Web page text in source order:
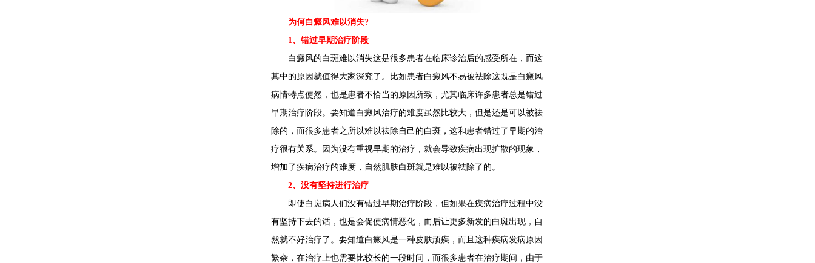
为何白癜风难以消失?
1、错过早期治疗阶段
白癜风的白斑难以消失这是很多患者在临床诊治后的感受所在，而这
其中的原因就值得大家深究了。比如患者白癜风不易被祛除这既是白癜风
病情特点使然，也是患者不恰当的原因所致，尤其临床许多患者总是错过
早期治疗阶段。要知道白癜风治疗的难度虽然比较大，但是还是可以被祛
除的，而很多患者之所以难以祛除自己的白斑，这和患者错过了早期的治
疗很有关系。因为没有重视早期的治疗，就会导致疾病出现扩散的现象，
增加了疾病治疗的难度，自然肌肤白斑就是难以被祛除了的。
2、没有坚持进行治疗
即使白斑病人们没有错过早期治疗阶段，但如果在疾病治疗过程中没
有坚持下去的话，也是会促使病情恶化，而后让更多新发的白斑出现，自
然就不好治疗了。要知道白癜风是一种皮肤顽疾，而且这种疾病发病原因
繁杂，在治疗上也需要比较长的一段时间，而很多患者在治疗期间，由于